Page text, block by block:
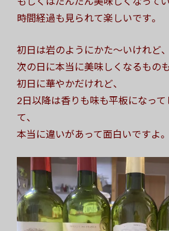
時間経過も見られて楽しいです。
初日は岩のようにかた〜いけれど、
次の日に本当に美味しくなるもの
初日に華やかだけれど、
2日以降は香りも味も平板になっ
て、
本当に違いがあって面白いですよ。